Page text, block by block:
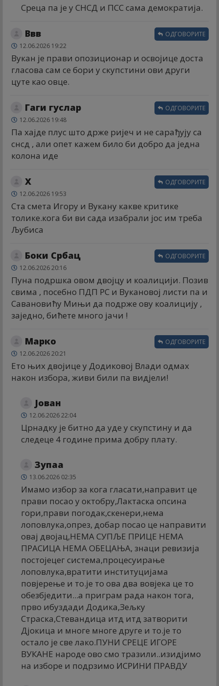
Среца па је у СНСД и ПСС сама демократија.
Ввв
12.06.2026 19:22
Вукан је прави опозиционар и освојице доста
гласова сам се бори у скупстини ови други
цуте као овце.
ОДГОВОРИТЕ
Гаги гуслар
12.06.2026 19:48
Па хајде плус што држе ријеч и не сарађују са
снсд , али опет кажем било би добро да једна
колона иде
ОДГОВОРИТЕ
X
12.06.2026 19:53
Ста смета Игору и Вукану какве критике
толике.кога би ви сада изабрали јос им треба
Љубиса
ОДГОВОРИТЕ
Боки Србац
12.06.2026 20:16
Пуна подршка овом двојцу и коалицији. Позив
свима , посебно ПДП РС и Вукановој листи па и
Савановићу Мињи да подрже ову коалицију ,
заједно, бићете много јачи !
ОДГОВОРИТЕ
Марко
12.06.2026 20:21
Ето њих двојице у Додиковој Влади одмах
након избора, живи били па видјели!
ОДГОВОРИТЕ
Јован
12.06.2026 22:04
Црнадку је битно да уде у скупстину и да
следеце 4 године прима добру плату.
Зупаа
13.06.2026 02:35
Имамо избор за кога гласати,направит це
прави посао у октобру,Лактаска опсина
гори,прави погодак,скенери,нема
лоповлука,опрез, добар посао це направити
овај двојац,НЕМА СУПЉЕ ПРИЦЕ НЕМА
ПРАСИЦА НЕМА ОБЕЦАЊА, знаци ревизија
постојецег система,процесуирање
лоповлука,вратити институцијама
повјерење и то.је то ова два вовјека це то
обезбједити...а приграм рада након тога,
прво ибуздади Додика,Зељку
Страска,Стевандица итд итд затворити
Дјокица и многе многе друге и то.је то
остало је све лако.ПУНИ СРЕЦЕ ИГОРЕ
ВУКАНЕ народе ово смо тразили..изидјимо
на изборе и подрзимо ИСРИНИ ПРАВДУ